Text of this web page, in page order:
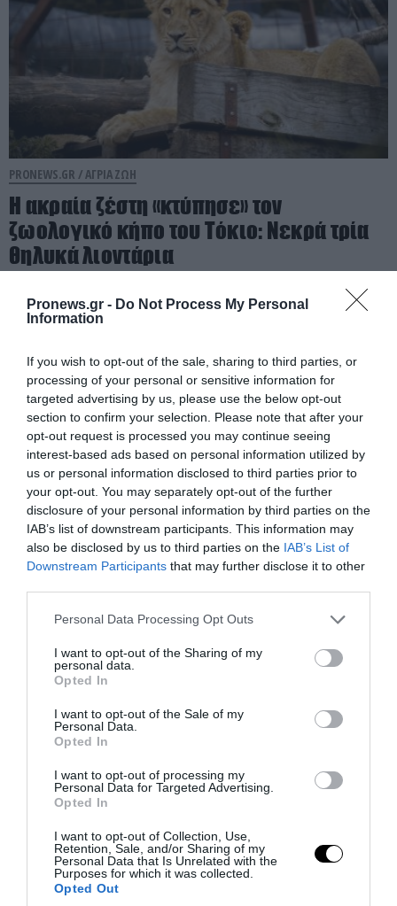
Pronews.gr - Do Not Process My Personal
Information
If you wish to opt-out of the sale, sharing to third parties, or
processing of your personal or sensitive information for
targeted advertising by us, please use the below opt-out
section to confirm your selection. Please note that after your
opt-out request is processed you may continue seeing
interest-based ads based on personal information utilized by
us or personal information disclosed to third parties prior to
your opt-out. You may separately opt-out of the further
disclosure of your personal information by third parties on the
IAB’s list of downstream participants. This information may
also be disclosed by us to third parties on the IAB’s List of
Downstream Participants that may further disclose it to other
Please note that this website/app uses one or more Google
not limited to your visit or usage behaviour. You may click to
grant or deny consent to Google and its third-party tags to
use your data for below specified purposes in below Google
consent section.
Personal Data Processing Opt Outs
I want to opt-out of the Sharing of my
personal data.
Opted In
I want to opt-out of the Sale of my
Personal Data.
Opted In
I want to opt-out of processing my
Personal Data for Targeted Advertising.
Opted In
I want to opt-out of Collection, Use,
Retention, Sale, and/or Sharing of my
Personal Data that Is Unrelated with the
Purposes for which it was collected.
Opted Out
PRONEWS.GR /ΑΓΡΙΑ ΖΩΗ
Η ακραία ζέστη «κτύπησε» τον
ζωολογικό κήπο του Τόκιο: Νεκρά τρία
θηλυκά λιοντάρια
04.08.2026 | 13:46
PRONEWS.GR /ΑΓΡΙΑ ΖΩΗ
Αυτό είναι το μεγαλύτερο ψάρι γλυκού
τρία μέτρα & ξεπερνά τα 200 κιλά!
(βίντεο)
04.08.2026 | 12:32